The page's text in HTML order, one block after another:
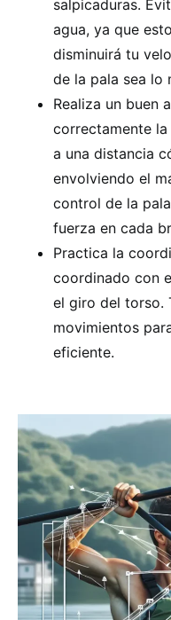
salpicaduras.
agua, ya que
disminuirá tu
de la pala sea lo
Realiza un buen
correctamente la
a una distancia
envolviendo el
control de la
fuerza en cada
Practica la
coordinado con
el giro del torso.
movimientos
eficiente.